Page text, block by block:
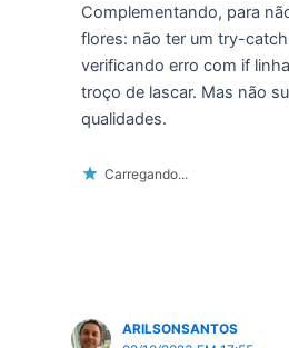
Complementando, para
flores: não ter um try-
verificando erro com if
troço de lascar. Mas não
qualidades.
Carregando...
ARILSONSANTOS